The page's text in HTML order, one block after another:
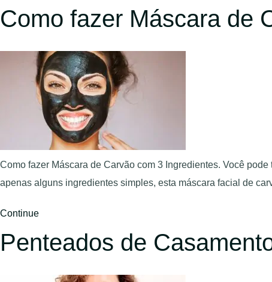
Como fazer Máscara de
Como fazer Máscara de Carvão com 3 Ingredientes. Você
apenas alguns ingredientes simples, esta máscara facial de
Continue
Penteados de